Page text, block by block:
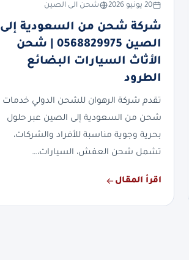
20 يونيو 2026 شحن الى الصين
شركة شحن من السعودية إلى
الصين 0568829975 | شحن
الأثاث السيارات البضائع
الطرود
تقدم شركة الرهوان للشحن الدولي خدمات
شحن من السعودية إلى الصين عبر حلول
بحرية وجوية مناسبة للأفراد والشركات،
تشمل شحن العفش، السيارات،…
اقرأ المقال